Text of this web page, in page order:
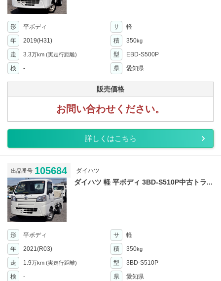
形 平ボディ サ
軽
年
2019(H31) 積 350kg
走 3.3万km (実走行距離) 型
EBD-S500P
検
- 県 愛知県
販売価格
お問い合わせください。
詳しくはこちら
出品番号 105684 ダイハツ
ダイハツ 軽 平ボディ 3BD-S510P中古トラ...
形 平ボディ サ
軽
年
2021(R03) 積 350kg
走 1.9万km (実走行距離) 型
3BD-S510P
検
- 県 愛知県